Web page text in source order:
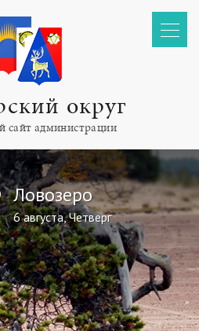
округ
сайт администрации
Ловозеро
6 августа, Четверг